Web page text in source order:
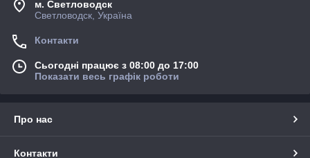
м. Светловодск
Светловодск, Україна
Контакти
Сьогодні працює з 08:00 до 17:00
Показати весь графік роботи
Про нас
Контакти